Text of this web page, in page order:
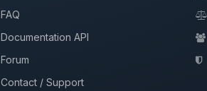
FAQ
Documentation API
Forum
Contact / Support